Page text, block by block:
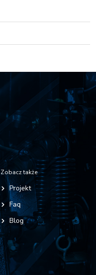
Zobacz także
Projekt
Faq
Blog